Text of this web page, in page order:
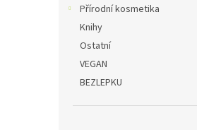
Přírodní kosmetika
Knihy
Ostatní
VEGAN
BEZLEPKU